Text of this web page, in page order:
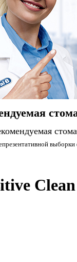
выборки